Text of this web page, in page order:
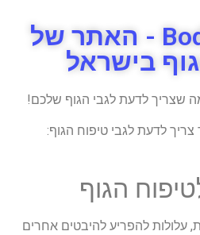
BodyCare.co.il - האתר של
בישראל
שצריך לדעת לגבי הגוף שלכם!
לדעת לגבי טיפוח הגוף:
הגוף
עלולות להפריע להיבטים אחרים